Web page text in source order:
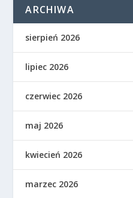
ARCHIWA
sierpień 2026
lipiec 2026
czerwiec 2026
maj 2026
kwiecień 2026
marzec 2026